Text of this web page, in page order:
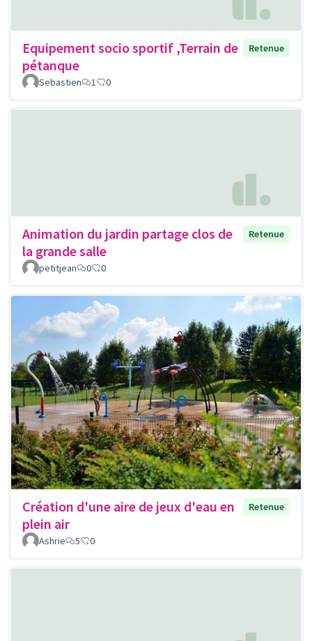
Equipement socio sportif ,Terrain de
pétanque
Retenue
Sebastien 1 0
Animation du jardin partage clos de
la grande salle
Retenue
petitjean 0 0
Création d'une aire de jeux d'eau en
plein air
Retenue
Ashrie 5 0